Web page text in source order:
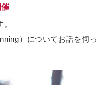
催
）についてお話を伺っ